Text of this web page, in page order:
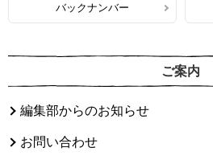
バックナンバー
ご案内
編集部からのお知らせ
お問い合わせ